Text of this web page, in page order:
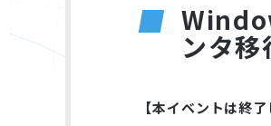
ンタ
【本イベントは終了